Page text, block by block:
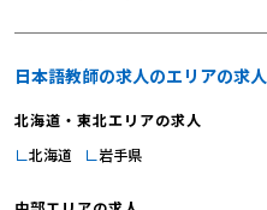
日本語教師の求人のエリアの求人
北海道・東北エリアの求人
北海道
岩手県